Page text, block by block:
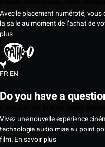
Avec le placement numéroté,
la salle au moment de l’achat de
plus
FREN
Do you have a
Vivez une nouvelle expérience
technologie audio mise au point
film. En savoir plus